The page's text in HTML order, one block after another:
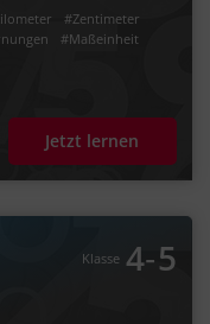
#Zentimeter
#Maßeinheit
Jetzt lernen
Klasse 4‐5